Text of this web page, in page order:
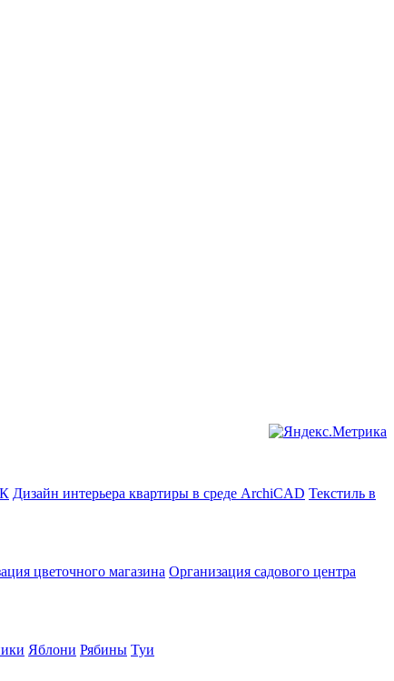
Дизайн интерьера квартиры в среде ArchiCAD Текстиль в
цветочного магазина Организация садового центра
Яблони Рябины Туи